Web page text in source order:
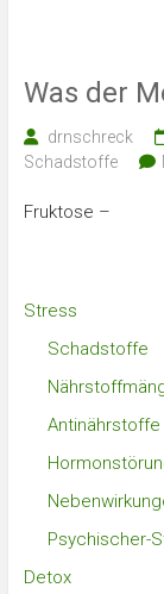
Was der
drnschreck
Schadstoffe
Fruktose –
Stress
Schadstoffe
Antinährstoffe
Psychischer-
Detox